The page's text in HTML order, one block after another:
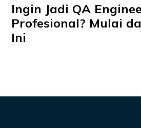
Ingin Jadi QA
Profesional? Mulai
Ini